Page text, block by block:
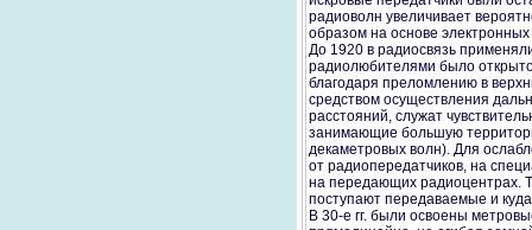
радиоволн увеличивает
образом на основе
До 1920 в радиосвязь
радиолюбителями было
благодаря преломлению в
средством осуществления
расстояний, служат
занимающие большую
декаметровых волн). Для
от радиопередатчиков, на
на передающих радиоцентрах.
поступают передаваемые и
В 30-е гг. были освоены